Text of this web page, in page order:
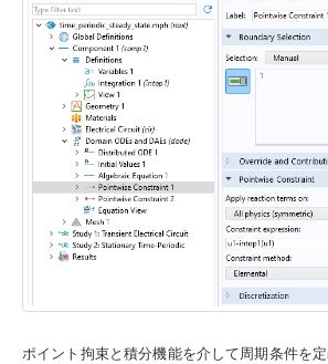
ポイント拘束と積分機能を介して周期条件を定